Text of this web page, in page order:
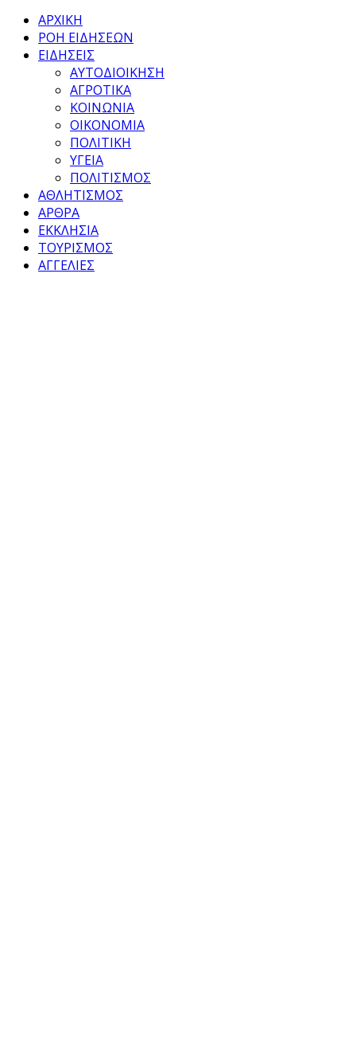
ΑΡΧΙΚΗ
ΡΟΗ ΕΙΔΗΣΕΩΝ
ΕΙΔΗΣΕΙΣ
ΑΥΤΟΔΙΟΙΚΗΣΗ
ΑΓΡΟΤΙΚΑ
ΚΟΙΝΩΝΙΑ
ΟΙΚΟΝΟΜΙΑ
ΠΟΛΙΤΙΚΗ
ΥΓΕΙΑ
ΠΟΛΙΤΙΣΜΟΣ
ΑΘΛΗΤΙΣΜΟΣ
ΑΡΘΡΑ
ΕΚΚΛΗΣΙΑ
ΤΟΥΡΙΣΜΟΣ
ΑΓΓΕΛΙΕΣ